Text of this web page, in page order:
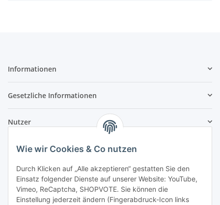
Wie wir Cookies & Co nutzen
Durch Klicken auf „Alle akzeptieren“ gestatten Sie den
Einsatz folgender Dienste auf unserer Website: YouTube,
Vimeo, ReCaptcha, SHOPVOTE. Sie können die
Einstellung jederzeit ändern (Fingerabdruck-Icon links
Informationen
Gesetzliche Informationen
Nutzer